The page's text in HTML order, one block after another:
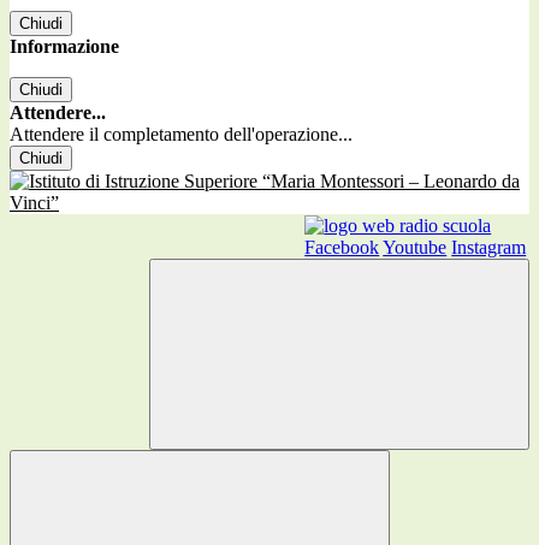
Chiudi
Informazione
Chiudi
Attendere...
Attendere il completamento dell'operazione...
Chiudi
FacebookYoutube Instagram